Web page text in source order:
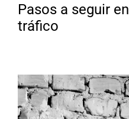
Pasos a seguir
tráfico